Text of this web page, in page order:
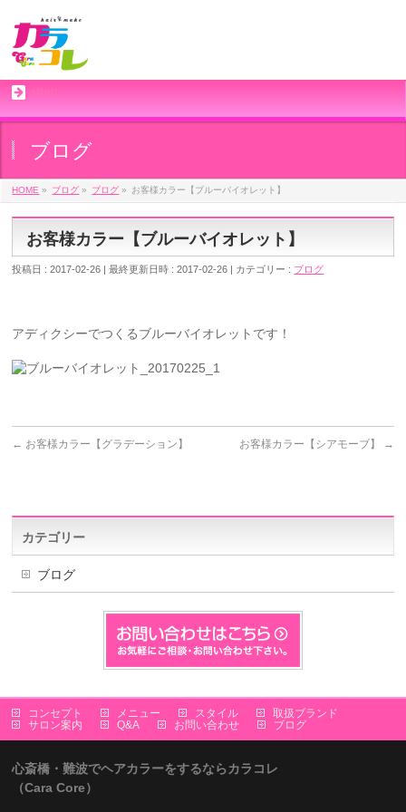
ブログ
HOME » ブログ » ブログ » お客様カラー【ブルーバイオレット】
お客様カラー【ブルーバイオレット】
投稿日 : 2017-02-26 最終更新日時 : 2017-02-26 カテゴリー : ブログ
アディクシーでつくるブルーバイオレットです！
← お客様カラー【グラデーション】 お客様カラー【シアモーブ】 →
カテゴリー
ブログ
コンセプト メニュー スタイル
取扱ブランド
サロン案内
Q&A お問い合わせ ブログ
心斎橋・難波でヘアカラーをするならカラコレ
（Cara Core）